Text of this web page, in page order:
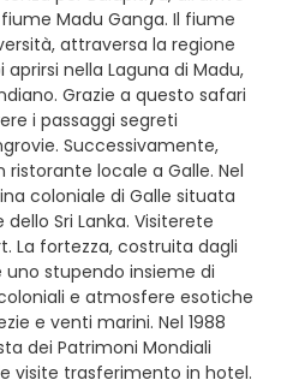
Madu Ganga. Il fiume
attraversa la regione
nella Laguna di Madu,
Grazie a questo safari
i passaggi segreti
Successivamente,
ristorante locale a Galle. Nel
coloniale di Galle situata
Sri Lanka. Visiterete
La fortezza, costruita dagli
uno stupendo insieme di
e atmosfere esotiche
e venti marini. Nel 1988
dei Patrimoni Mondiali
visite trasferimento in hotel.